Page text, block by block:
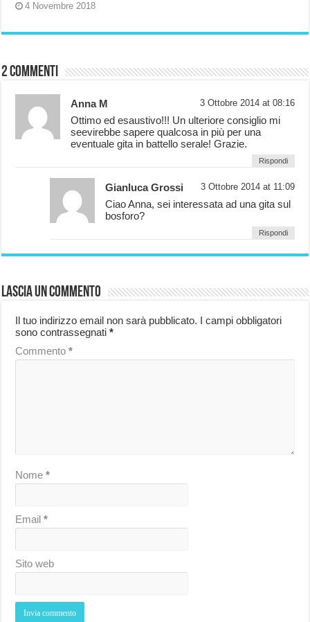
4 Novembre 2018
2 commenti
Anna M 3 Ottobre 2014 at 08:16
Ottimo ed esaustivo!!! Un ulteriore consiglio mi
seevirebbe sapere qualcosa in più per una
eventuale gita in battello serale! Grazie.
Rispondi
Gianluca Grossi 3 Ottobre 2014 at 11:09
Ciao Anna, sei interessata ad una gita sul
bosforo?
Rispondi
Lascia un commento
Il tuo indirizzo email non sarà pubblicato. I campi obbligatori
sono contrassegnati*
Commento*
Nome*
Email*
Sito web